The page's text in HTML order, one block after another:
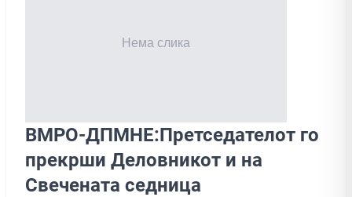
ВМРО-ДПМНЕ:Претседателот го
прекрши Деловникот и на
Свечената седница